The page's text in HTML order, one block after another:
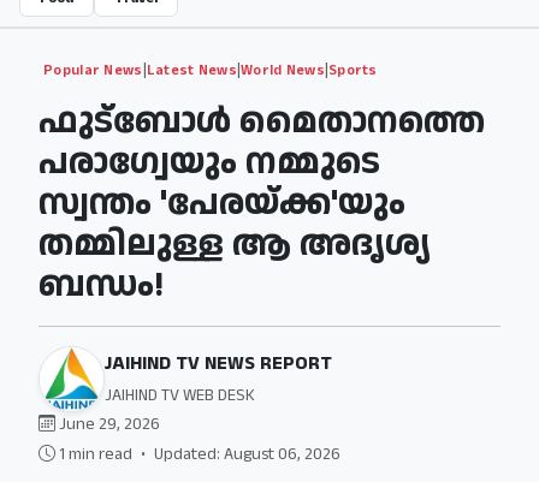
Popular News|Latest News|World News|Sports
ഫുട്ബോൾ മൈതാനത്തെ
പരാഗ്വേയും നമ്മുടെ
സ്വന്തം 'പേരയ്ക്ക'യും
തമ്മിലുള്ള ആ അദൃശ്യ
ബന്ധം!
JAIHIND TV NEWS REPORT
JAIHIND TV WEB DESK
June 29, 2026
1 min read • Updated: August 06, 2026